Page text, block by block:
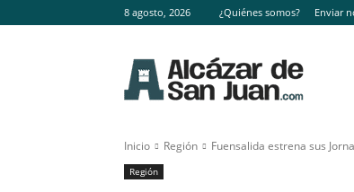
8 agosto, 2026 ¿Quiénes somos? Enviar
Inicio Región Fuensalida estrena sus
Región